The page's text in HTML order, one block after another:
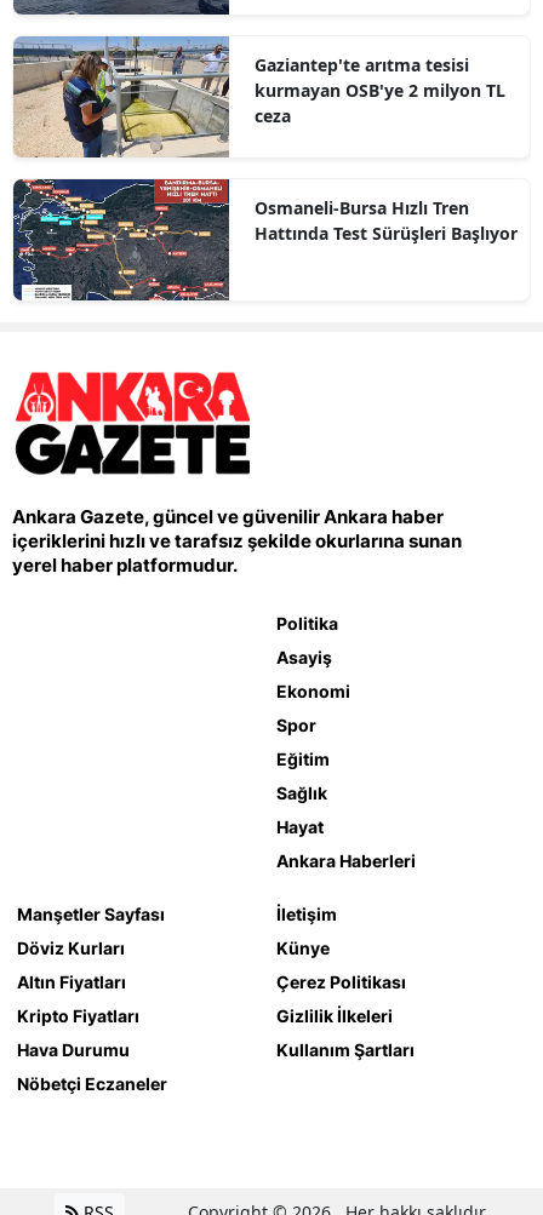
Gaziantep'te arıtma tesisi
kurmayan OSB'ye 2 milyon TL
ceza
Osmaneli-Bursa Hızlı Tren
Hattında Test Sürüşleri Başlıyor
Ankara Gazete, güncel ve güvenilir Ankara haber
içeriklerini hızlı ve tarafsız şekilde okurlarına sunan
yerel haber platformudur.
Politika
Asayiş
Ekonomi
Spor
Eğitim
Sağlık
Hayat
Ankara Haberleri
Manşetler Sayfası
Döviz Kurları
Altın Fiyatları
Kripto Fiyatları
Hava Durumu
Nöbetçi Eczaneler
İletişim
Künye
Çerez Politikası
Gizlilik İlkeleri
Kullanım Şartları